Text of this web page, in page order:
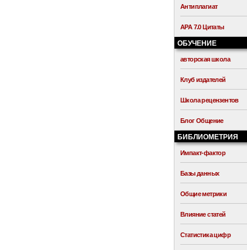
Антиплагиат
APA 7.0 Цитаты
ОБУЧЕНИЕ
авторская школа
Клуб издателей
Школа рецензентов
Блог Общение
БИБЛИОМЕТРИЯ
Импакт-фактор
Базы данных
Общие метрики
Влияние статей
Статистика цифр